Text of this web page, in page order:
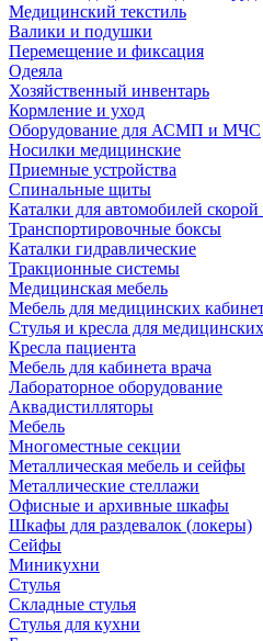
Медицинский текстиль
Валики и подушки
Перемещение и фиксация
Одеяла
Хозяйственный инвентарь
Кормление и уход
Оборудование для АСМП и МЧС
Носилки медицинские
Приемные устройства
Спинальные щиты
Каталки для автомобилей
Транспортировочные боксы
Каталки гидравлические
Тракционные системы
Медицинская мебель
Мебель для медицинских
Стулья и кресла для
Кресла пациента
Мебель для кабинета врача
Лабораторное оборудование
Аквадистилляторы
Мебель
Многоместные секции
Металлическая мебель и сейфы
Металлические стеллажи
Офисные и архивные шкафы
Шкафы для раздевалок (локеры)
Сейфы
Миникухни
Стулья
Складные стулья
Стулья для кухни